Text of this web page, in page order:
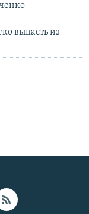
выпасть из